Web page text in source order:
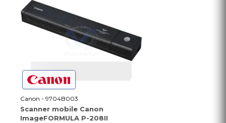
Canon - 9704B003
Scanner mobile Canon
ImageFORMULA P-208II